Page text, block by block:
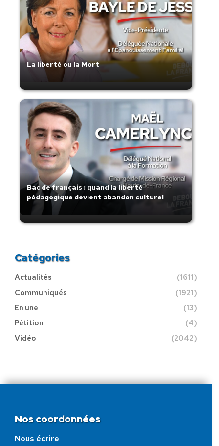
La liberté ou la Mort
Bac de français : quand la liberté
pédagogique devient abandon culturel
Catégories
Actualités
(1611)
Communiqués
(1921)
En une
(13)
Pétition
(4)
Vidéo
(2042)
Nos coordonnées
Nous écrire